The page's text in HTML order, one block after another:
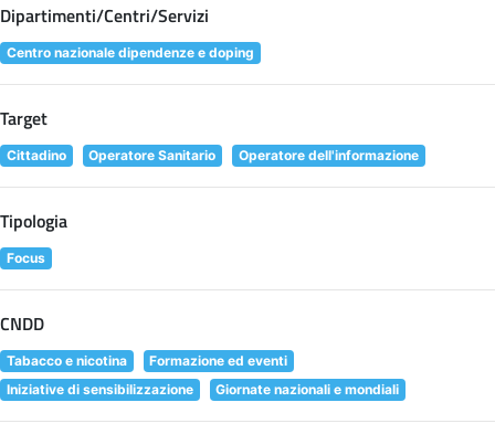
Dipartimenti/Centri/Servizi
Centro nazionale dipendenze e doping
Target
Cittadino Operatore Sanitario Operatore dell'informazione
Tipologia
Focus
CNDD
Tabacco e nicotina
Formazione ed eventi
Iniziative di sensibilizzazione
Giornate nazionali e mondiali